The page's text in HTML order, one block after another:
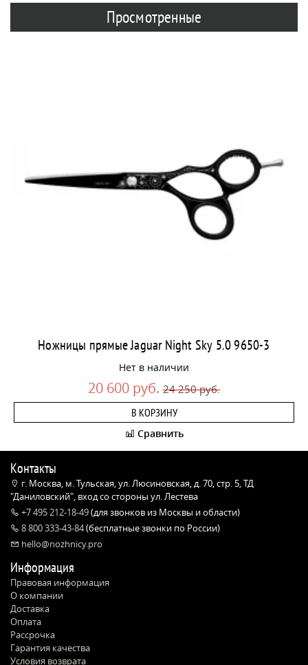
Просмотренные
Ножницы прямые Jaguar Night Sky 5.0 9650-3
Нет в наличии
20 600 руб. 24 250 руб.
В КОРЗИНУ
Сравнить
Контакты
г. Москва, м. Тульская, ул. Люсиновская, д. 70, стр. 5, ТД
"Даниловский", вход со стороны ул. Лестева
+7 495 212-18-49(для звонков из Москвы и области)
8 800 333-43-84(бесплатные звонки по России)
hello@nozhnicy.pro
Информация
Правовая информация
О компании
Доставка
Оплата
Рассрочка
Гарантия качества
Условия возврата